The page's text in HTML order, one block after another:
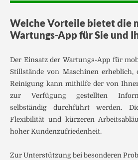
Welche Vorteile bietet die
Wartungs-App für Sie und
Der Einsatz der Wartungs-App für
Stillstände von Maschinen
Reinigung kann mithilfe der von
zur Verfügung gestellten
selbständig durchführt werden.
Flexibilität und kürzeren
hoher Kundenzufriedenheit.
Zur Unterstützung bei besonderen